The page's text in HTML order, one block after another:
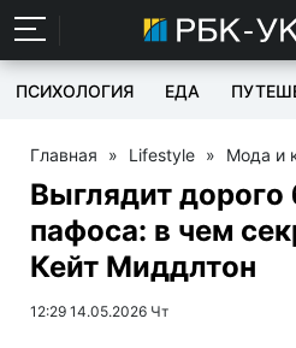
ПСИХОЛОГИЯ ЕДА
Главная » Lifestyle » Мода и
Выглядит дорого
пафоса: в чем
Кейт Миддлтон
12:29 14.05.2026 Чт